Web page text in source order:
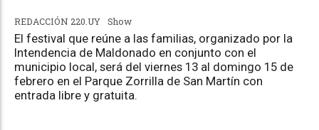
REDACCIÓN 220.UY Show
El festival que reúne a las familias, organizado por la
Intendencia de Maldonado en conjunto con el
municipio local, será del viernes 13 al domingo 15 de
febrero en el Parque Zorrilla de San Martín con
entrada libre y gratuita.